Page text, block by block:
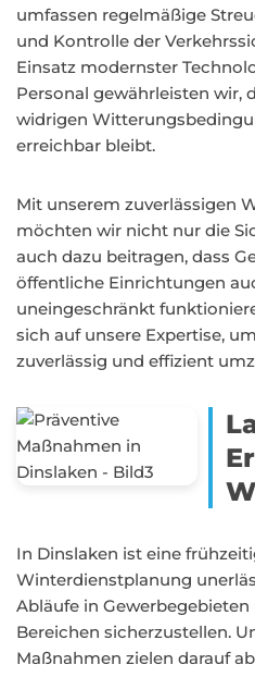
umfassen regelmäßige
und Kontrolle der
Einsatz modernster
Personal gewährleisten wir,
widrigen
erreichbar bleibt.
Mit unserem zuverlässigen
möchten wir nicht nur die
auch dazu beitragen, dass
öffentliche Einrichtungen
uneingeschränkt
sich auf unsere Expertise,
zuverlässig und effizient
In Dinslaken ist eine
Winterdienstplanung
Abläufe in
Bereichen sicherzustellen.
Maßnahmen zielen darauf